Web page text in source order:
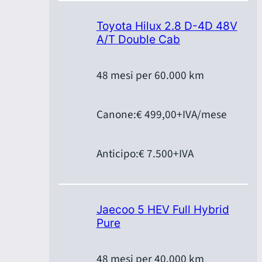
Toyota Hilux 2.8 D-4D 48V
A/T Double Cab
48 mesi per 60.000 km
Canone:€ 499,00+IVA/mese
Anticipo:€ 7.500+IVA
Jaecoo 5 HEV Full Hybrid
Pure